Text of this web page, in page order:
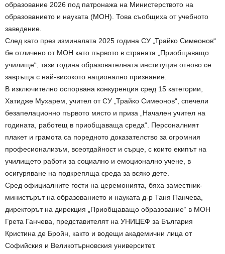
образование 2026 под патронажа на Министерството на
образованието и науката (МОН). Това съобщиха от учебното
заведение.
След като през изминалата 2025 година СУ „Трайко Симеонов“
бе отличено от МОН като първото в страната „Приобщаващо
училище“, тази година образователната институция отново се
завръща с най-високото национално признание.
В изключително оспорвана конкуренция сред 15 категории,
Хатидже Мухарем, учител от СУ „Трайко Симеонов“, спечели
безапелационно първото място и приза „Начален учител на
годината, работещ в приобщаваща среда“. Персоналният
плакет и грамота са поредното доказателство за огромния
професионализъм, всеотдайност и сърце, с които екипът на
училището работи за социално и емоционално учене, в
осигуряване на подкрепяща среда за всяко дете.
Сред официалните гости на церемонията, бяха заместник-
министърът на образованието и науката д-р Таня Панчева,
директорът на дирекция „Приобщаващо образование“ в МОН
Грета Ганчева, представителят на УНИЦЕФ за България
Кристина де Бройн, както и водещи академични лица от
Софийския и Великотърновския университет.